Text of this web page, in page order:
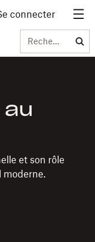
connecter
Rechercher
et son rôle
moderne.